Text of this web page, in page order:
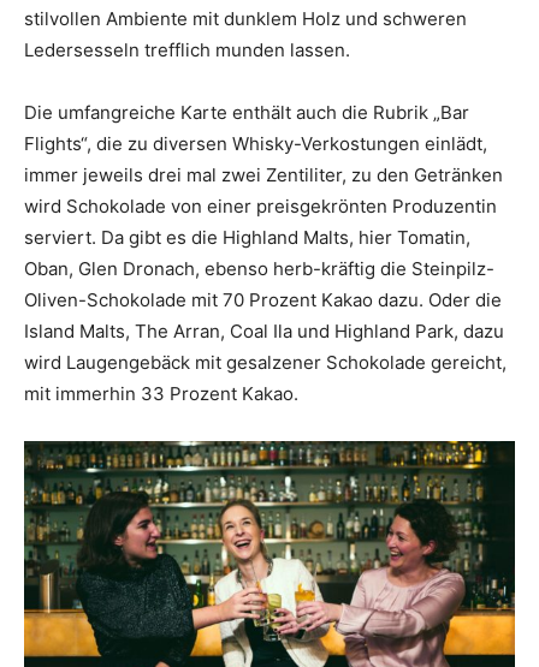
stilvollen Ambiente mit dunklem Holz und schweren
Ledersesseln trefflich munden lassen.
Die umfangreiche Karte enthält auch die Rubrik „Bar
Flights“, die zu diversen Whisky-Verkostungen einlädt,
immer jeweils drei mal zwei Zentiliter, zu den Getränken
wird Schokolade von einer preisgekrönten Produzentin
serviert. Da gibt es die Highland Malts, hier Tomatin,
Oban, Glen Dronach, ebenso herb-kräftig die Steinpilz-
Oliven-Schokolade mit 70 Prozent Kakao dazu. Oder die
Island Malts, The Arran, Coal Ila und Highland Park, dazu
wird Laugengebäck mit gesalzener Schokolade gereicht,
mit immerhin 33 Prozent Kakao.